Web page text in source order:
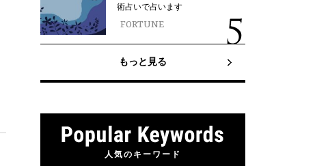
術占いで占います
FORTUNE
もっと見る
人気のキーワード